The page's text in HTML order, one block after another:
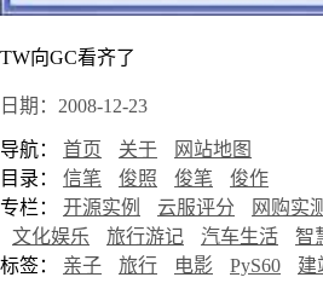
TW向GC看齐了
日期：2008-12-23
导航： 首页 关于
网站地图
目录： 信笔 俊照 俊笔
俊作
专栏： 开源实例 云服评分 网购实
文化娱乐
旅行游记 汽车生活 智
标签： 亲子 旅行 电影 PyS60 建